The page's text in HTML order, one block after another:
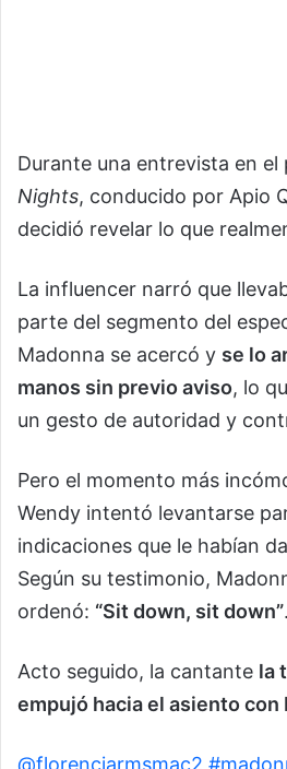
Durante una entrevista en el
Nights, conducido por Apio
decidió revelar lo que
La influencer narró que
parte del segmento del
Madonna se acercó y se lo
manos sin previo aviso, lo
un gesto de autoridad y
Pero el momento más
Wendy intentó levantarse
indicaciones que le habían
Según su testimonio,
ordenó: “Sit down, sit down”.
Acto seguido, la cantante la
empujó hacia el asiento con